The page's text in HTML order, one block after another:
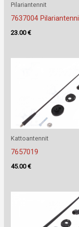
Pilariantennit
7637004 Pilariantenni
23.00€
Kattoantennit
7657019
45.00€